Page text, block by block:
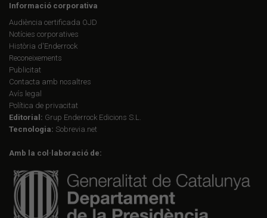
Informació corporativa
Audiència certificada OJD
Notícies corporatives
Història d'Enderrock
Reconeixements
Publicitat
Contacta amb nosaltres
Avís legal
Política de privacitat
Editorial: Grup Enderrock Edicions S.L.
Tecnologia: Sobrevia.net
Amb la col·laboració de: